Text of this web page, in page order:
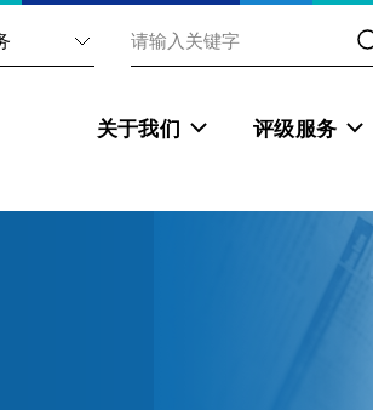
关于我们 评级服务